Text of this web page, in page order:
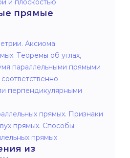
и плоскостью
прямые
Аксиома
Теоремы об углах,
параллельными прямыми
перпендикулярными
прямых. Признаки
прямых. Способы
прямых
из